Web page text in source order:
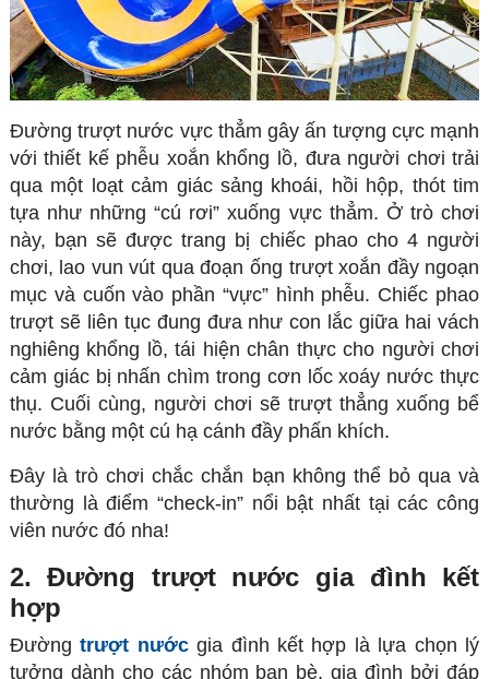
Đường trượt nước vực thẳm gây ấn tượng cực mạnh
với thiết kế phễu xoắn khổng lồ, đưa người chơi trải
qua một loạt cảm giác sảng khoái, hồi hộp, thót tim
tựa như những “cú rơi” xuống vực thẳm. Ở trò chơi
này, bạn sẽ được trang bị chiếc phao cho 4 người
chơi, lao vun vút qua đoạn ống trượt xoắn đầy ngoạn
mục và cuốn vào phần “vực” hình phễu. Chiếc phao
trượt sẽ liên tục đung đưa như con lắc giữa hai vách
nghiêng khổng lồ, tái hiện chân thực cho người chơi
cảm giác bị nhấn chìm trong cơn lốc xoáy nước thực
thụ. Cuối cùng, người chơi sẽ trượt thẳng xuống bể
nước bằng một cú hạ cánh đầy phấn khích.
Đây là trò chơi chắc chắn bạn không thể bỏ qua và
thường là điểm “check-in” nổi bật nhất tại các công
viên nước đó nha!
2. Đường trượt nước gia đình kết
hợp
Đườngtrượt nướcgia đình kết hợp là lựa chọn lý
tưởng dành cho các nhóm bạn bè, gia đình bởi đáp